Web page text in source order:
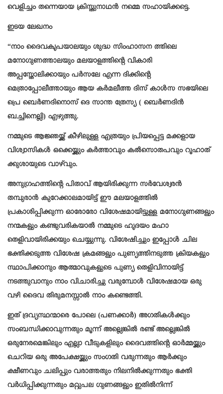
വെളിച്ചം തന്നെയായ ക്രിസ്തുനാഥൻ നമ്മെ സഹായിക്കട്ടെ.
ഇടയ ലേഖനം
“നാം ദൈവകൃപയാലയും ശുദ്ധ സിംഹാസന ത്തിലെ
മനോഗുണത്താലയും മലയാളത്തിന്റെ വികാരി
അപ്പസ്തോലിക്കായും പർസലേ എന്ന ദിക്കിന്റെ
മെത്രാപ്പോലീത്തായും ആയ കർമലീത്ത ദിസ് കാൾസ സഭയിലെ
പ്രെ ബെർണദിനൊസ് ദെ സാന്ത ത്രേസ്യ ( ബെർണദിൻ
ബച്ചിനെല്ലി) എഴുത്തു.
നമ്മുടെ ആജ്ഞയ്ക്ക് കീഴിലുള്ള എത്രയും പ്രിയപ്പെട്ട മക്കളായ
വിശ്വാസികൾ ഒക്കെയ്ക്കും കർത്താവും കൽസൊതപവും റൂഹാത്
ക്കുശായുടെ വാഴ്‌വും.
അനുഗ്രഹത്തിന്റെ പിതാവ് ആയിരിക്കുന്ന സർവേശ്വരൻ
തമ്പുരാൻ കുറേക്കാലമായിട്ട് ഈ മലയാളത്തിൽ
പ്രകാശിപ്പിക്കുന്ന ഓരോരോ വിശേഷമായിട്ടുള്ള മനോഗുണങ്ങളും
നന്മകളും കണ്ടുവരികയാൽ നമ്മുടെ ഹൃദയം മഹാ
തെളിവായിരിക്കയും ചെയ്യുന്നു. വിശേഷിച്ചും ഇപ്പോൾ ചില
ഭക്തിക്കടുത്ത വിശേഷ ക്രമങ്ങളും പുണ്യത്തിനടുത്ത ക്രിയകളും
സ്ഥാപിക്കാനും ആത്മാവുകളുടെ പുണ്യ തെളിവിനായിട്ട്
നടത്തുവാനും നാം വിചാരിച്ചു വരുമ്പോൾ വിശേഷമായ ഒരു
വഴി ദൈവ തിരുമനസ്സാൽ നാം കണ്ടെത്തി.
ഇത് ദ്രവ്യസ്ഥന്മാരെ പോലെ (പണക്കാർ) അഗതികൾക്കും
സംബന്ധിക്കാവുന്നതും മൂന്ന് അല്ലെങ്കിൽ രണ്ട് അല്ലെങ്കിൽ
ഒരുനേരമെങ്കിലും എല്ലാ വീടുകളിലും ദൈവത്തിന്റെ ഓർമ്മയ്ക്കും
ചെറിയ ഒരു അപേക്ഷയ്ക്കും സംഗതി വരുന്നതും ആർക്കും
ക്ഷീണവും ചലിപ്പും വരാത്തതും നിലനിൽക്കുന്നതും ഭക്തി
വർധിപ്പിക്കുന്നതും മറ്റുപല ഗുണങ്ങളും ഇതിൽനിന്ന്